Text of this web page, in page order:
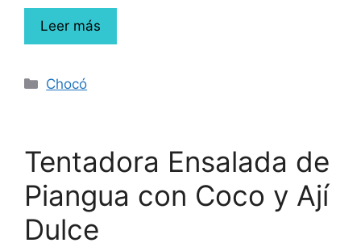
Leer más
Chocó
Tentadora Ensalada de
Piangua con Coco y Ají
Dulce